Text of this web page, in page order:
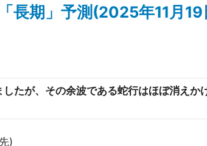
長期」予測(2025年11月19
たが、その余波である蛇行はほぼ消えか
)